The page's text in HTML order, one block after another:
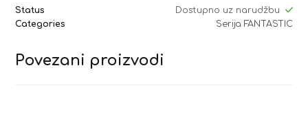
Status
Dostupno uz narudžbu
Categories
Serija FANTASTIC
Povezani proizvodi